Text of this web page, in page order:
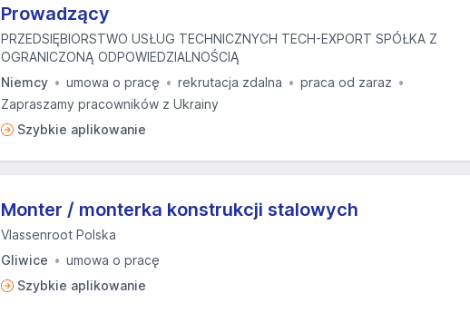
Prowadzący
PRZEDSIĘBIORSTWO USŁUG TECHNICZNYCH TECH-EXPORT SPÓŁKA Z
OGRANICZONĄ ODPOWIEDZIALNOŚCIĄ
Niemcy
umowa o pracę rekrutacja zdalna
praca od zaraz
Zapraszamy pracowników z Ukrainy
Szybkie aplikowanie
Monter / monterka konstrukcji stalowych
Vlassenroot Polska
Gliwice
umowa o pracę
Szybkie aplikowanie